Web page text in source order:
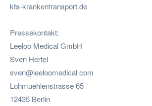
kts-krankentransport.de
Pressekontakt:
Leeloo Medical GmbH
Sven Hertel
sven@leeloomedical com
Lohmuehlenstrasse 65
12435 Berlin